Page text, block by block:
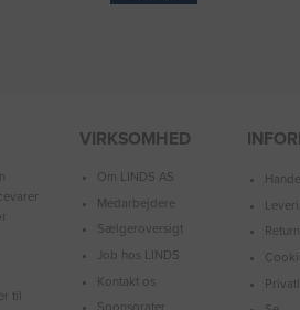
til
VIRKSOMHED
Om LINDS AS
Medarbejdere
Sælgeroversigt
Job hos LINDS
Kontakt os